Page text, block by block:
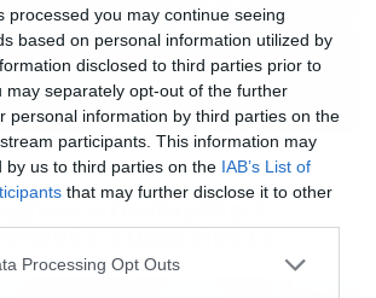
processed you may continue seeing
based on personal information utilized by
disclosed to third parties prior to
may separately opt-out of the further
personal information by third parties on the
participants. This information may
by us to third parties on the IAB’s List of
that may further disclose it to other
website/app uses one or more Google
Processing Opt Outs
αποσύρθηκε
εμφανίσεις